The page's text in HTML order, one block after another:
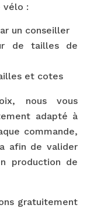
vélo :
un conseiller
de tailles de
et cotes
nous vous
adapté à
commande,
afin de valider
production de
gratuitement